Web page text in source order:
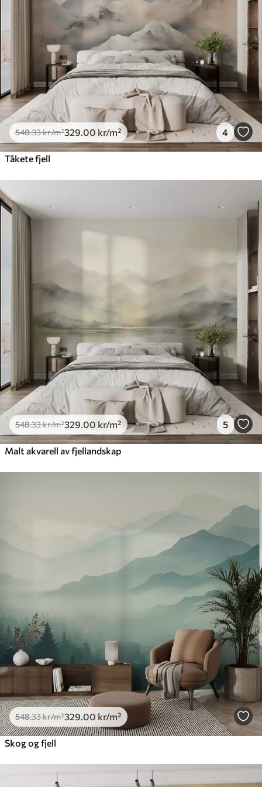
Premium vinyl
.00390.00kr/m²
Peel and Stick
925.00555.00 kr
548.33kr/m²329 .00 kr/m² 4
Tåkete fjell
548.33kr/m²329 .00 kr/m² 5
Malt akvarell av fjellandskap
548.33kr/m²329 .00 kr/m²
Skog og fjell